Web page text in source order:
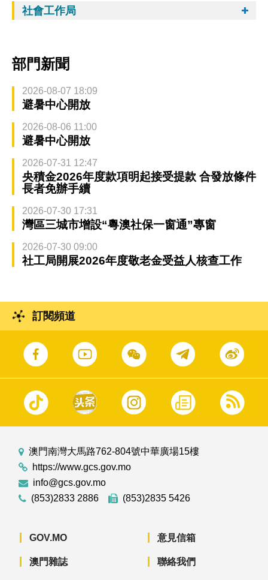
社會工作局
部門新聞
2026-08-07 18:09
避暑中心開放
2026-08-06 11:00
避暑中心開放
2026-07-31 12:47
央積金2026年度款項明起接受提款 合發放條件
長者免辦手續
2026-07-30 17:31
灣區三城市增設“粵澳社保一窗通”專窗
2026-07-30 09:00
社工局開展2026年度敬老金受益人核查工作
訂閱頻道
澳門南灣大馬路762-804號中華廣場15樓
https://www.gcs.gov.mo
info@gcs.gov.mo
(853)2833 2886
(853)2835 5426
GOV.MO
澳門雜誌
意見信箱
聯絡我們